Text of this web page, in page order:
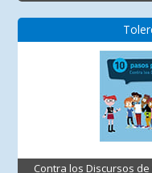
Contra los Discursos